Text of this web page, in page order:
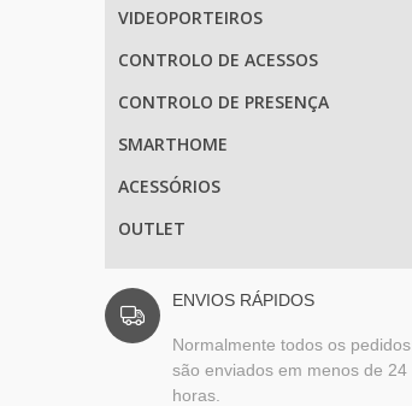
VIDEOPORTEIROS
CONTROLO DE ACESSOS
CONTROLO DE PRESENÇA
SMARTHOME
ACESSÓRIOS
OUTLET
ENVIOS RÁPIDOS
Normalmente todos os pedidos
são enviados em menos de 24
horas.